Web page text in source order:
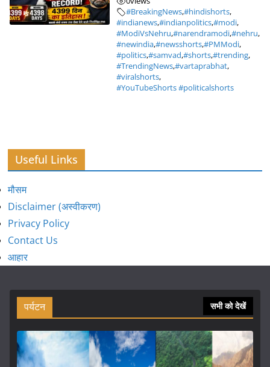
#BreakingNews,#hindishorts,
#indianews,#indianpolitics,#modi,
#ModiVsNehru,#narendramodi,#nehru,
#newindia,#newsshorts,#PMModi,
#politics,#samvad,#shorts,#trending,
#TrendingNews,#vartaprabhat,
#viralshorts,
#YouTubeShorts #politicalshorts
Useful Links
मौसम
Disclaimer (अस्वीकरण)
Privacy Policy
Contact Us
आहार
पर्यटन सभी को देखें